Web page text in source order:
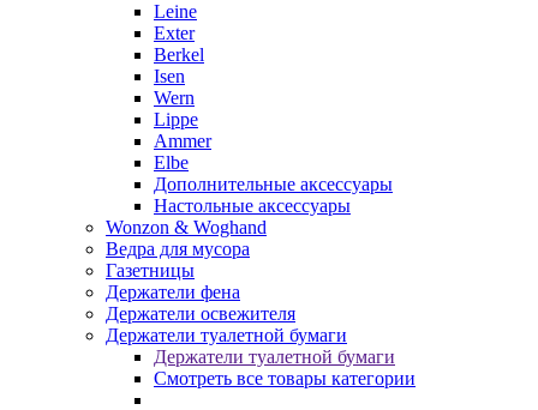
Leine
Exter
Berkel
Isen
Wern
Lippe
Ammer
Elbe
Дополнительные аксессуары
Настольные аксессуары
Wonzon & Woghand
Ведра для мусора
Газетницы
Держатели фена
Держатели освежителя
Держатели туалетной бумаги
Держатели туалетной бумаги
Смотреть все товары категории